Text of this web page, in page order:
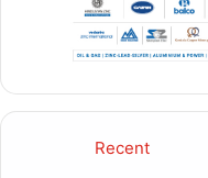
Recent